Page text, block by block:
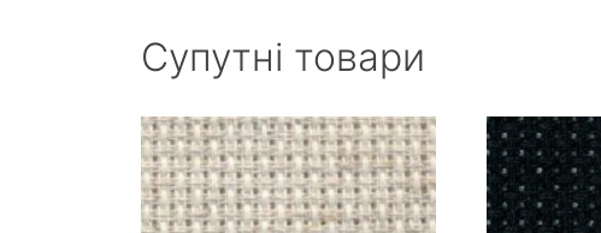
Супутні товари